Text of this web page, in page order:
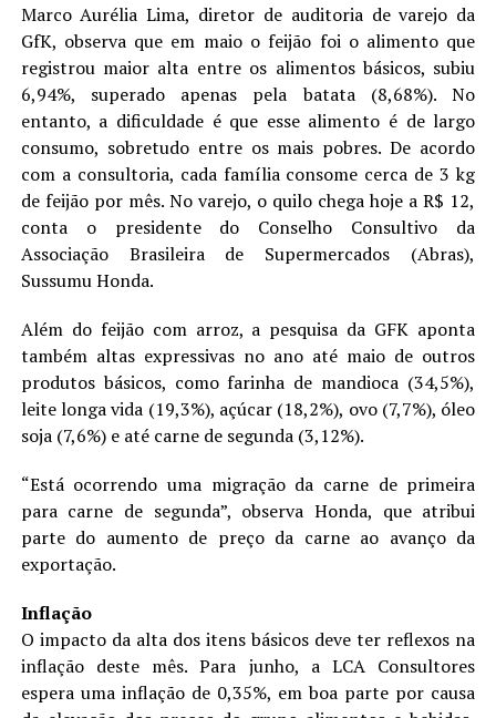
Marco Aurélia Lima, diretor de auditoria de varejo da
GfK, observa que em maio o feijão foi o alimento que
registrou maior alta entre os alimentos básicos, subiu
6,94%, superado apenas pela batata (8,68%). No
entanto, a dificuldade é que esse alimento é de largo
consumo, sobretudo entre os mais pobres. De acordo
com a consultoria, cada família consome cerca de 3 kg
de feijão por mês. No varejo, o quilo chega hoje a R$ 12,
conta o presidente do Conselho Consultivo da
Associação Brasileira de Supermercados (Abras),
Sussumu Honda.
Além do feijão com arroz, a pesquisa da GFK aponta
também altas expressivas no ano até maio de outros
produtos básicos, como farinha de mandioca (34,5%),
leite longa vida (19,3%), açúcar (18,2%), ovo (7,7%), óleo
soja (7,6%) e até carne de segunda (3,12%).
“Está ocorrendo uma migração da carne de primeira
para carne de segunda”, observa Honda, que atribui
parte do aumento de preço da carne ao avanço da
exportação.
Inflação
O impacto da alta dos itens básicos deve ter reflexos na
inflação deste mês. Para junho, a LCA Consultores
espera uma inflação de 0,35%, em boa parte por causa